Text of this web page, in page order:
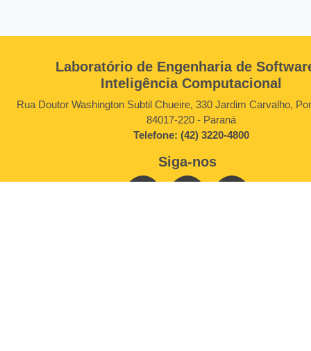
Laboratório de Engenharia de
Inteligência Computacional
Rua Doutor Washington Subtil Chueire, 330 Jardim Carvalho,
84017-220 - Paraná
Telefone: (42) 3220-4800
Siga-nos